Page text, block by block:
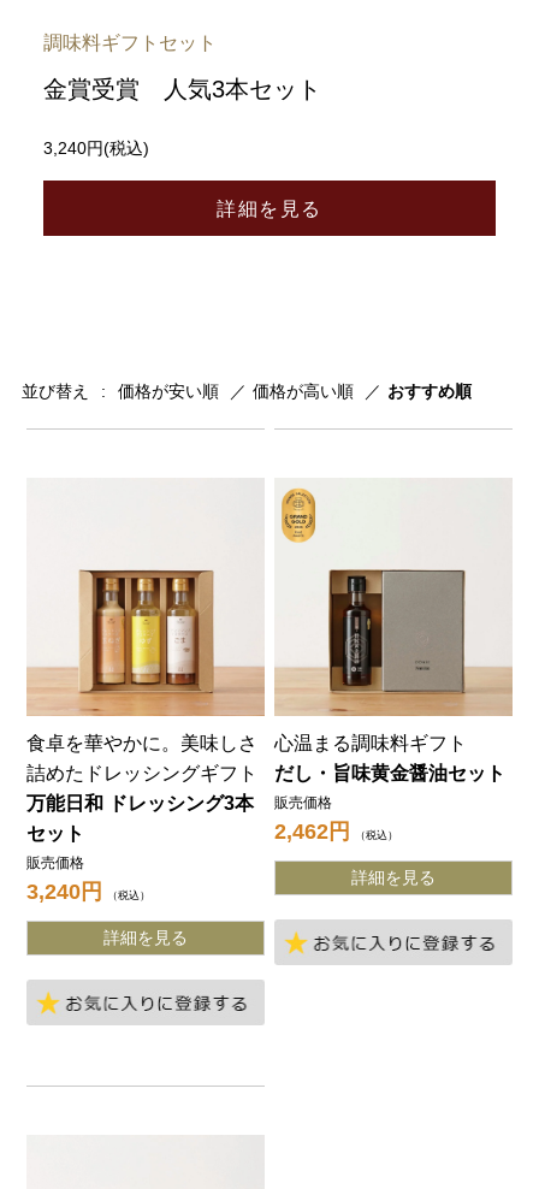
調味料ギフトセット
金賞受賞 人気3本セット
3,240円(税込)
詳細を見る
並び替え 価格が安い順 価格が高い順 おすすめ順
食卓を華やかに。美味しさ
詰めたドレッシングギフト
万能日和 ドレッシング3本
セット
販売価格
3,240 税込
詳細を見る
心温まる調味料ギフト
だし・旨味黄金醤油セット
販売価格
2,462 税込
詳細を見る